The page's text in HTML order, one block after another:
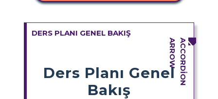
DERS PLANI GENEL BAKIŞ
Ders Planı Genel
Bakış